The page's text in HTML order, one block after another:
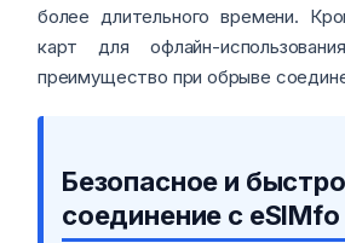
более длительного времени.
карт для офлайн-
преимущество при обрыве
Безопасное и
соединение с eSIMfo